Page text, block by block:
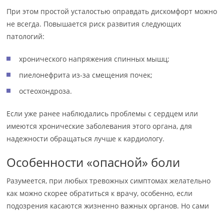
При этом простой усталостью оправдать дискомфорт можно
не всегда. Повышается риск развития следующих
патологий:
хронического напряжения спинных мышц;
пиелонефрита из-за смещения почек;
остеохондроза.
Если уже ранее наблюдались проблемы с сердцем или
имеются хронические заболевания этого органа, для
надежности обращаться лучше к кардиологу.
Особенности «опасной» боли
Разумеется, при любых тревожных симптомах желательно
как можно скорее обратиться к врачу, особенно, если
подозрения касаются жизненно важных органов. Но сами